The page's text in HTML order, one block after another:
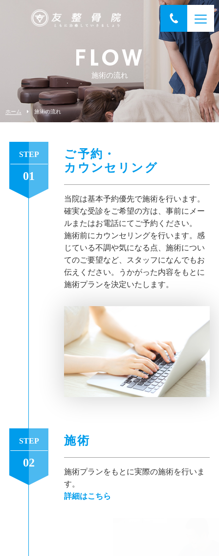
FLOW
施術の流れ
ホーム 施術の流れ
STEP
01
ご予約・
カウンセリング
当院は基本予約優先で施術を行います。
確実な受診をご希望の方は、事前にメー
ルまたはお電話にてご予約ください。
施術前にカウンセリングを行います。感
じている不調や気になる点、施術につい
てのご要望など、スタッフになんでもお
伝えください。うかがった内容をもとに
施術プランを決定いたします。
STEP
02
施術
施術プランをもとに実際の施術を行いま
す。
詳細はこちら